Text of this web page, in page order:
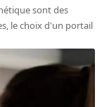
sont des
le choix d'un portail